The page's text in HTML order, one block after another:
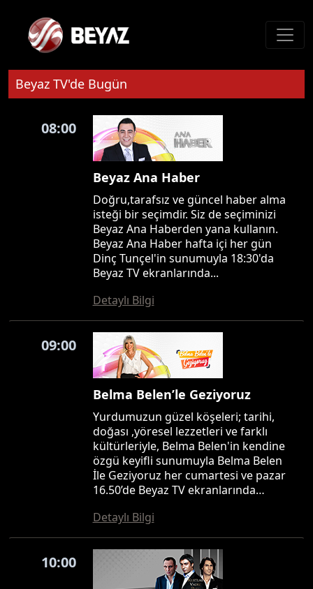
Beyaz TV'de Bugün
08:00
Beyaz Ana Haber
Doğru,tarafsız ve güncel haber alma
isteği bir seçimdir. Siz de seçiminizi
Beyaz Ana Haberden yana kullanın.
Beyaz Ana Haber hafta içi her gün
Dinç Tunçel'in sunumuyla 18:30'da
Beyaz TV ekranlarında...
Detaylı Bilgi
09:00
Belma Belen’le Geziyoruz
Yurdumuzun güzel köşeleri; tarihi,
doğası ,yöresel lezzetleri ve farklı
kültürleriyle, Belma Belen'in kendine
özgü keyifli sunumuyla Belma Belen
İle Geziyoruz her cumartesi ve pazar
16.50’de Beyaz TV ekranlarında…
Detaylı Bilgi
10:00